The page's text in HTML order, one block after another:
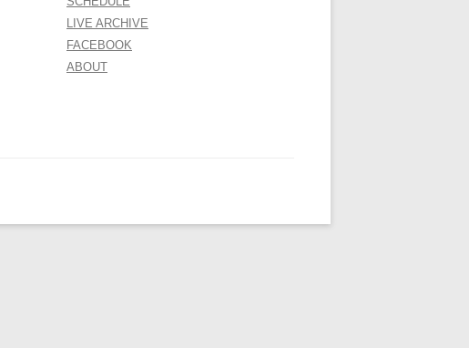
LIVE ARCHIVE
FACEBOOK
ABOUT